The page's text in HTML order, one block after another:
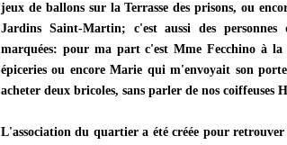
jeux de ballons sur la Terrasse des prisons, ou
Jardins Saint-Martin; c'est aussi des
marquées: pour ma part c'est Mme Fecchino à
épiceries ou encore Marie qui m'envoyait son
acheter deux bricoles, sans parler de nos coiffeuses
L'association du quartier a été créée pour retrouver